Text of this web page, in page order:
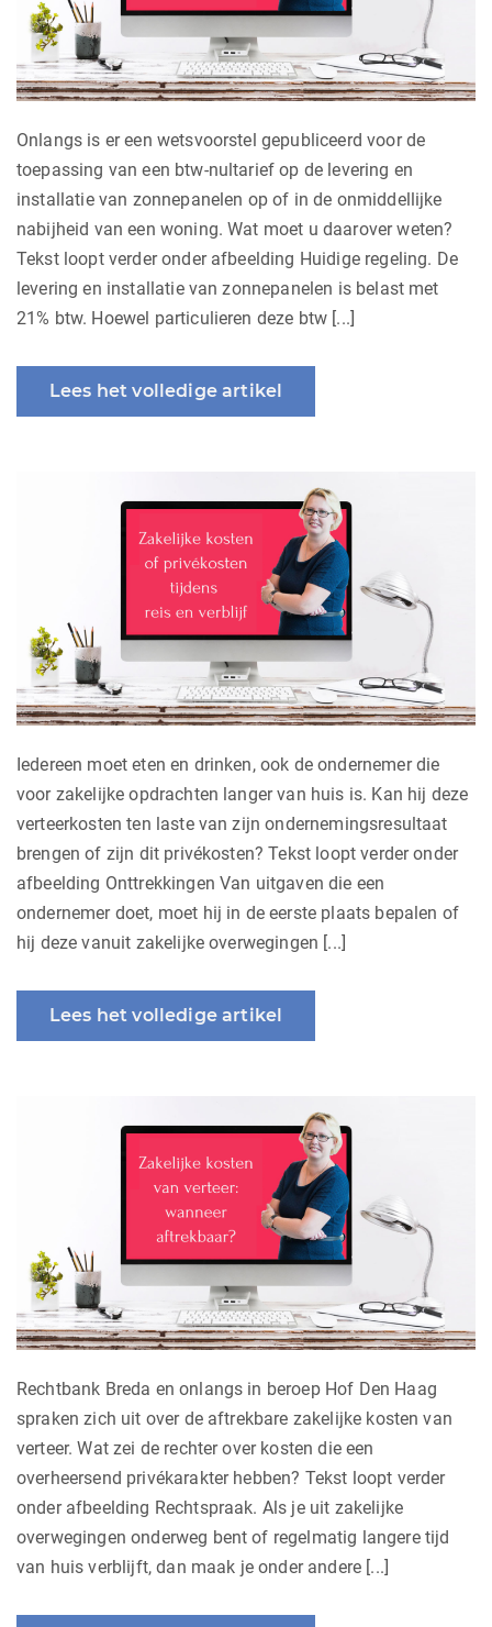
Onlangs is er een wetsvoorstel gepubliceerd voor de
toepassing van een btw-nultarief op de levering en
installatie van zonnepanelen op of in de onmiddellijke
nabijheid van een woning. Wat moet u daarover weten?
Tekst loopt verder onder afbeelding Huidige regeling. De
levering en installatie van zonnepanelen is belast met
21% btw. Hoewel particulieren deze btw [...]
Lees het volledige artikel
Iedereen moet eten en drinken, ook de ondernemer die
voor zakelijke opdrachten langer van huis is. Kan hij deze
verteerkosten ten laste van zijn ondernemingsresultaat
brengen of zijn dit privékosten? Tekst loopt verder onder
afbeelding Onttrekkingen Van uitgaven die een
ondernemer doet, moet hij in de eerste plaats bepalen of
hij deze vanuit zakelijke overwegingen [...]
Lees het volledige artikel
Rechtbank Breda en onlangs in beroep Hof Den Haag
spraken zich uit over de aftrekbare zakelijke kosten van
verteer. Wat zei de rechter over kosten die een
overheersend privékarakter hebben? Tekst loopt verder
onder afbeelding Rechtspraak. Als je uit zakelijke
overwegingen onderweg bent of regelmatig langere tijd
van huis verblijft, dan maak je onder andere [...]